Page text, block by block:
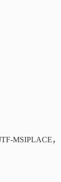
MSIPLACE，